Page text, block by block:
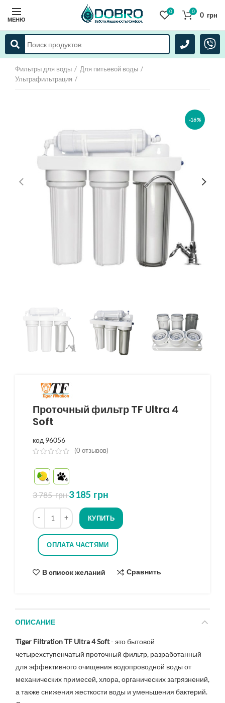
МЕНЮ
0 0 0 грн
Фильтры для воды
Для питьевой воды
Ультрафильтрация
-16%
Проточный фильтр TF Ultra 4
Soft
код 96056
(0 отзывов)
4 4
3 785грн 3 185 грн
Количество
КУПИТЬ
ОПЛАТА ЧАСТЯМИ
В список желаний Сравнить
ОПИСАНИЕ
Tiger Filtration TF Ultra 4 Soft- это бытовой
четырехступенчатый проточный фильтр, разработанный
для эффективного очищения водопроводной воды от
механических примесей, хлора, органических загрязнений,
а также снижения жесткости воды и уменьшения бактерий.